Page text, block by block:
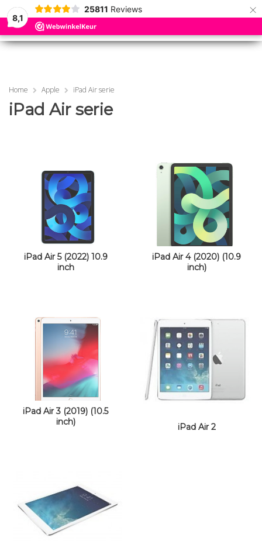
8,1
25811 Reviews ×
MENU
MENU
Home Apple iPad Air serie
iPad Air serie
iPad Air 5 (2022) 10.9
inch
iPad Air 4 (2020) (10.9
inch)
iPad Air 3 (2019) (10.5
inch)
iPad Air 2